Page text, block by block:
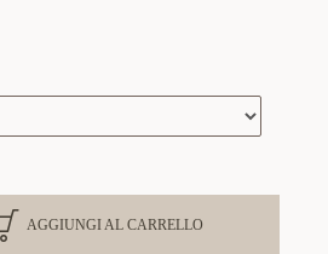
AGGIUNGI AL CARRELLO